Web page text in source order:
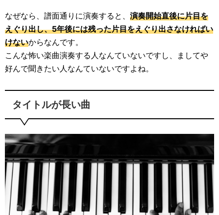
なぜなら、譜面通りに演奏すると、 演奏開始直後に片目を
えぐり出し、5年後には残った片目をえぐり出さなければい
けないからなんです。
こんな怖い楽曲演奏する人なんていないですし、ましてや
好んで聞きたい人なんていないですよね。
タイトルが長い曲